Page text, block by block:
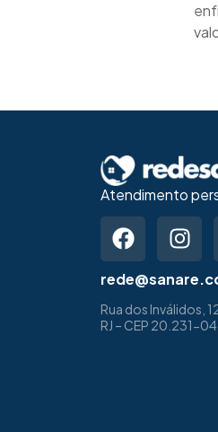
Atendimento
Rua dos Inválidos,
RJ – CEP 20.231-